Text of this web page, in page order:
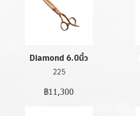
Diamond 6.0นิ้ว
225
฿11,300